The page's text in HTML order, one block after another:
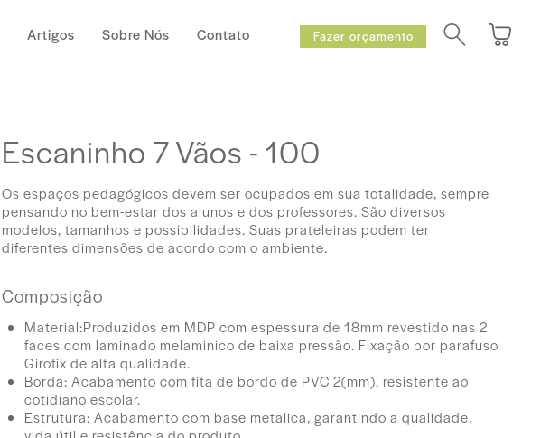
Artigos Sobre Nós Contato Fazer orçamento
Escaninho 7 Vãos - 100
Os espaços pedagógicos devem ser ocupados em sua totalidade, sempre
pensando no bem-estar dos alunos e dos professores. São diversos
modelos, tamanhos e possibilidades. Suas prateleiras podem ter
diferentes dimensões de acordo com o ambiente.
Composição
Material:Produzidos em MDP com espessura de 18mm revestido nas 2
faces com laminado melaminico de baixa pressão. Fixação por parafuso
Girofix de alta qualidade.
Borda: Acabamento com fita de bordo de PVC 2(mm), resistente ao
cotidiano escolar.
Estrutura: Acabamento com base metalica, garantindo a qualidade,